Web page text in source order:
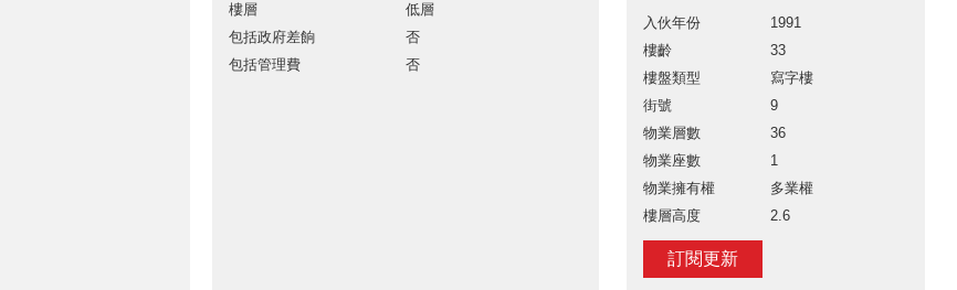
樓層
低層
包括政府差餉
否
包括管理費
否
入伙年份
1991
樓齡
33
樓盤類型
寫字樓
街號
9
物業層數
36
物業座數
1
物業擁有權
多業權
樓層高度
2.6
訂閱更新